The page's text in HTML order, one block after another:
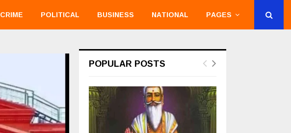
CRIME POLITICAL BUSINESS NATIONAL PAGES
POPULAR POSTS